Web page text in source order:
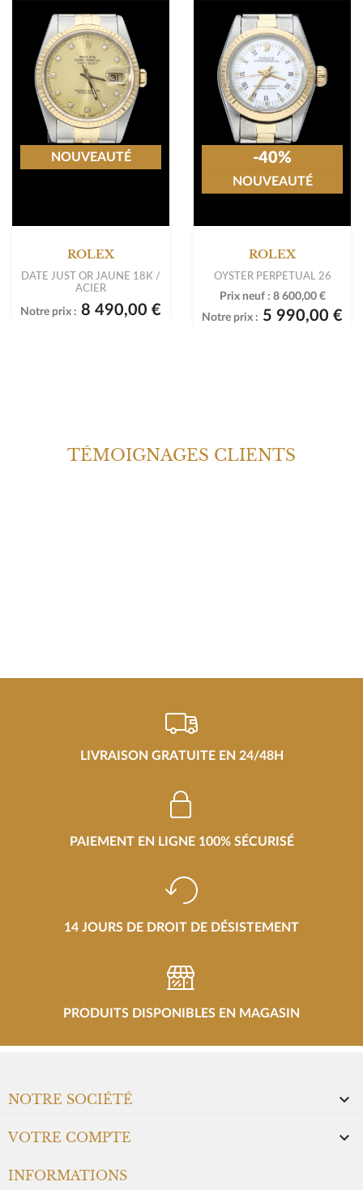
ROLEX
DATE JUST OR JAUNE 18K /
ACIER
Notre prix : 8 490,00 €
NOUVEAUTÉ
ROLEX
OYSTER PERPETUAL 26
Prix neuf : 8 600,00 €
Notre prix : 5 990,00 €
-40%
NOUVEAUTÉ
TÉMOIGNAGES CLIENTS
LIVRAISON GRATUITE EN 24/48H
PAIEMENT EN LIGNE 100% SÉCURISÉ
14 JOURS DE DROIT DE DÉSISTEMENT
PRODUITS DISPONIBLES EN MAGASIN
NOTRE SOCIÉTÉ 
VOTRE COMPTE 
INFORMATIONS